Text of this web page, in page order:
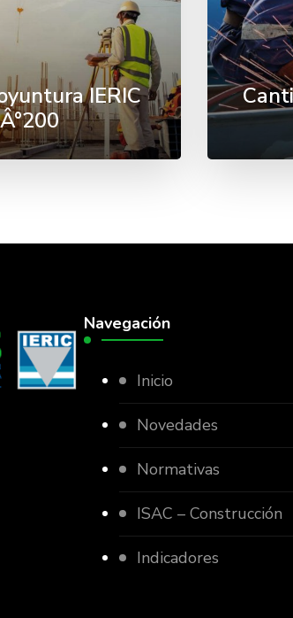
IERIC
Navegación
Inicio
Novedades
Normativas
ISAC – Construcción
Indicadores